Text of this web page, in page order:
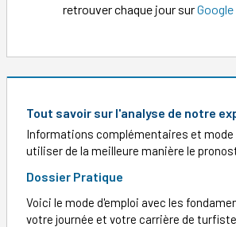
retrouver chaque jour sur
Tout savoir sur l'analyse de notre
Informations complémentaires et mode
utiliser de la meilleure manière le
Dossier Pratique
Voici le mode d'emploi avec les
votre journée et votre carrière de